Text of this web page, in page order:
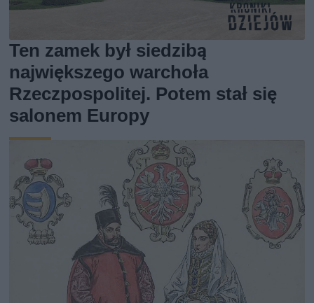
Ten zamek był siedzibą
największego warchoła
Rzeczpospolitej. Potem stał się
salonem Europy